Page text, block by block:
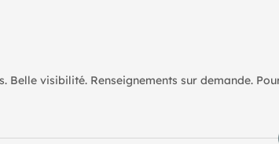
visibilité. Renseignements sur demande.